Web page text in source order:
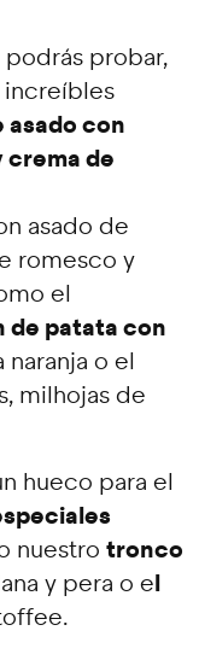
probar,
increíbles
asado con
crema de
asado de
romesco y
el
de patata con
naranja o el
milhojas de
hueco para el
nuestro tronco
y pera o el